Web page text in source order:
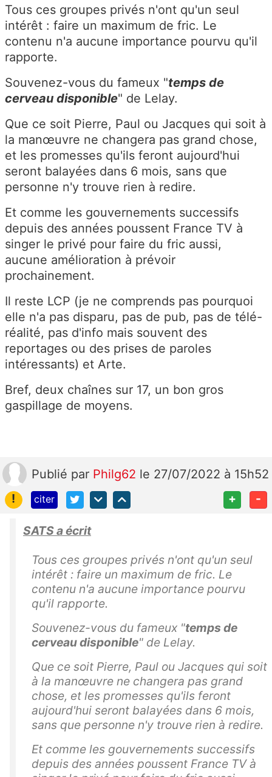
Tous ces groupes privés n'ont qu'un seul
intérêt : faire un maximum de fric. Le
contenu n'a aucune importance pourvu qu'il
rapporte.
Souvenez-vous du fameux "temps de
cerveau disponible" de Lelay.
Que ce soit Pierre, Paul ou Jacques qui soit à
la manœuvre ne changera pas grand chose,
et les promesses qu'ils feront aujourd'hui
seront balayées dans 6 mois, sans que
personne n'y trouve rien à redire.
Et comme les gouvernements successifs
depuis des années poussent France TV à
singer le privé pour faire du fric aussi,
aucune amélioration à prévoir
prochainement.
Il reste LCP (je ne comprends pas pourquoi
elle n'a pas disparu, pas de pub, pas de télé-
réalité, pas d'info mais souvent des
reportages ou des prises de paroles
intéressants) et Arte.
Bref, deux chaînes sur 17, un bon gros
gaspillage de moyens.
Publié par Philg62 le 27/07/2022 à 15h52
!
citer + -
SATS a écrit
Tous ces groupes privés n'ont qu'un seul
intérêt : faire un maximum de fric. Le
contenu n'a aucune importance pourvu
qu'il rapporte.
Souvenez-vous du fameux "temps de
cerveau disponible" de Lelay.
Que ce soit Pierre, Paul ou Jacques qui soit
à la manœuvre ne changera pas grand
chose, et les promesses qu'ils feront
aujourd'hui seront balayées dans 6 mois,
sans que personne n'y trouve rien à redire.
Et comme les gouvernements successifs
depuis des années poussent France TV à